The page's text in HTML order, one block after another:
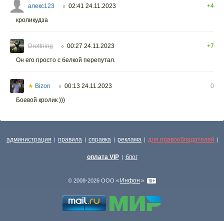
алекс123 ○ 02:41 24.11.2023
+4
кроликудза
Drottning ○ 00:27 24.11.2023
+7
Он его просто с белкой перепутал.
★ Bizon ○ 00:13 24.11.2023
0
Боевой кролик )))
администрация | правила | справка | реклама | для правообладателей |
оплата VIP | блог
© 2008-2026 ООО « Инфон »